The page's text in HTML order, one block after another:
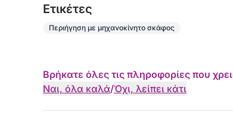
Eτικέτες
Περιήγηση με μηχανοκίνητο σκάφος
Βρήκατε όλες τις πληροφορίες που
Ναι, όλα καλά/Όχι, λείπει κάτι